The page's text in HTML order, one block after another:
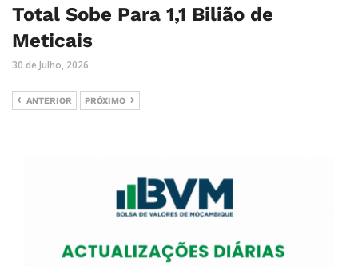
Total Sobe Para 1,1 Bilião de
Meticais
30 de Julho, 2026
ANTERIOR PRÓXIMO